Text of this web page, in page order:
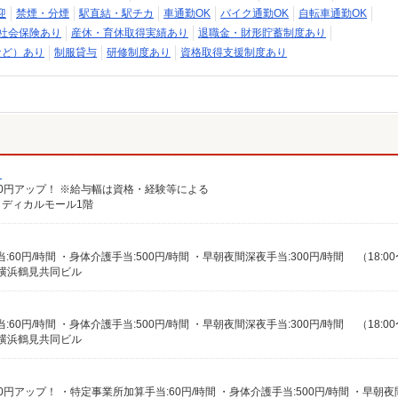
禁煙・分煙 駅直結・駅チカ 車通勤OK バイク通勤OK
自転車通勤OK
会保険あり
産休・育休取得実績あり
退職金・財形貯蓄制度あり
）あり
制服貸与 研修制度あり 資格取得支援制度あり
アップ！ ※給与幅は資格・経験等による
ィカルモール1階
浜鶴見共同ビル
浜鶴見共同ビル